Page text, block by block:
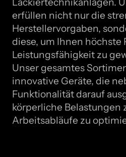
erfüllen nicht nur die
Herstellervorgaben,
diese, um Ihnen höchste
Leistungsfähigkeit zu
Unser gesamtes
innovative Geräte, die
Funktionalität darauf
körperliche Belastungen
Arbeitsabläufe zu